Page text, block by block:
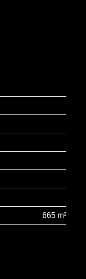
665 m²